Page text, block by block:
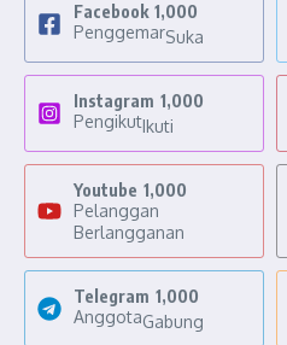
Facebook 1,000
PenggemarSuka
Instagram 1,000
PengikutIkuti
Youtube 1,000
Pelanggan
Berlangganan
Telegram 1,000
AnggotaGabung